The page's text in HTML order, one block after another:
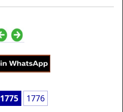
1775 1776